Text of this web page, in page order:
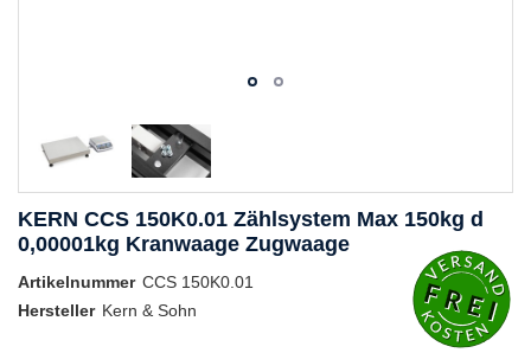
KERN CCS 150K0.01 Zählsystem Max 150kg d
0,00001kg Kranwaage Zugwaage
Artikelnummer CCS 150K0.01
Hersteller Kern & Sohn